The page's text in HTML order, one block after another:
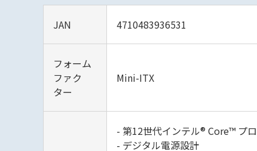
JAN 4710483936531
フォーム
ファク
ター
Mini-ITX
- 第12世代インテル® Core™ プ
- デジタル電源設計